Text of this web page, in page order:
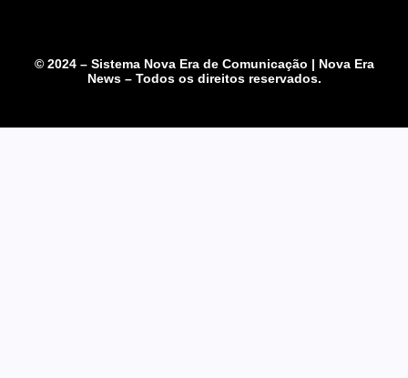
© 2024 – Sistema Nova Era de Comunicação | Nova Era
News – Todos os direitos reservados.